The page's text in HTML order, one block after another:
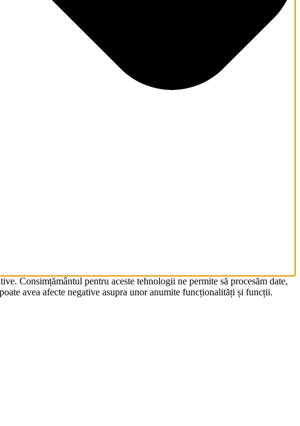
Consimțământul pentru aceste tehnologii ne permite să procesăm date,
avea afecte negative asupra unor anumite funcționalități și funcții.